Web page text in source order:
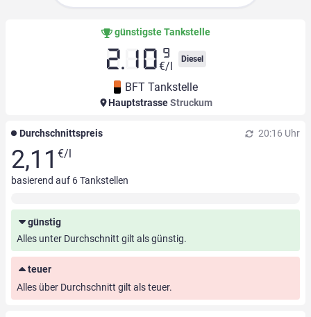
günstigste Tankstelle
2.10 9
€/l
Diesel
BFT Tankstelle
HauptstrasseStruckum
Durchschnittspreis 20:16 Uhr
2,11 €/l
basierend auf 6Tankstellen
günstig
Alles unter Durchschnitt gilt als günstig.
teuer
Alles über Durchschnitt gilt als teuer.